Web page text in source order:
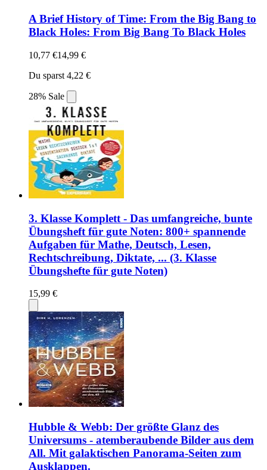
A Brief History of Time: From the Big Bang to
Black Holes: From Big Bang To Black Holes
10,77 €14,99 €
Du sparst 4,22 €
28% Sale
3. Klasse Komplett - Das umfangreiche, bunte
Übungsheft für gute Noten: 800+ spannende
Aufgaben für Mathe, Deutsch, Lesen,
Rechtschreibung, Diktate, ... (3. Klasse
Übungshefte für gute Noten)
15,99 €
Hubble & Webb: Der größte Glanz des
Universums - atemberaubende Bilder aus dem
All. Mit galaktischen Panorama-Seiten zum
Ausklappen.